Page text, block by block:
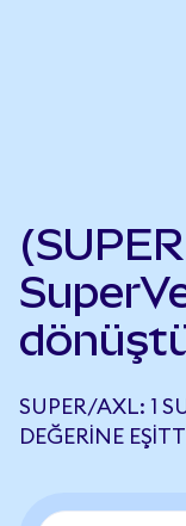
SUPER/AXL: 1
DEĞERINE